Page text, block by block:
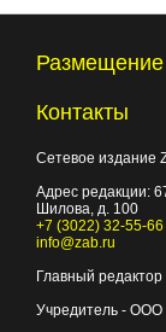
Контакты
Сетевое издание
Адрес редакции:
Шилова, д. 100
+7 (3022) 32-55-66
info@zab.ru
Главный
Учредитель -